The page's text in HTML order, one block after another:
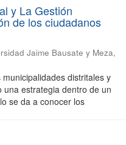
y La Gestión
de los ciudadanos
Jaime Bausate y Meza,
distritales y
estrategia dentro de un
se da a conocer los